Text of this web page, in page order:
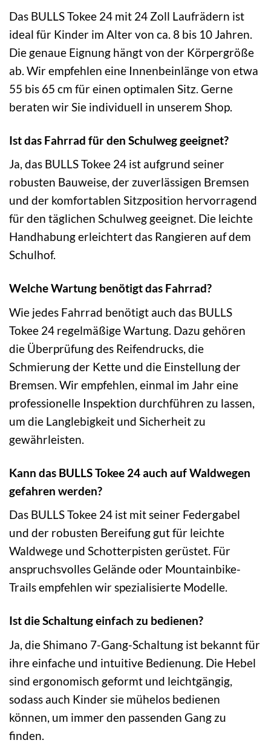
Das BULLS Tokee 24 mit 24 Zoll Laufrädern ist
ideal für Kinder im Alter von ca. 8 bis 10 Jahren.
Die genaue Eignung hängt von der Körpergröße
ab. Wir empfehlen eine Innenbeinlänge von etwa
55 bis 65 cm für einen optimalen Sitz. Gerne
beraten wir Sie individuell in unserem Shop.
Ist das Fahrrad für den Schulweg geeignet?
Ja, das BULLS Tokee 24 ist aufgrund seiner
robusten Bauweise, der zuverlässigen Bremsen
und der komfortablen Sitzposition hervorragend
für den täglichen Schulweg geeignet. Die leichte
Handhabung erleichtert das Rangieren auf dem
Schulhof.
Welche Wartung benötigt das Fahrrad?
Wie jedes Fahrrad benötigt auch das BULLS
Tokee 24 regelmäßige Wartung. Dazu gehören
die Überprüfung des Reifendrucks, die
Schmierung der Kette und die Einstellung der
Bremsen. Wir empfehlen, einmal im Jahr eine
professionelle Inspektion durchführen zu lassen,
um die Langlebigkeit und Sicherheit zu
gewährleisten.
Kann das BULLS Tokee 24 auch auf Waldwegen
gefahren werden?
Das BULLS Tokee 24 ist mit seiner Federgabel
und der robusten Bereifung gut für leichte
Waldwege und Schotterpisten gerüstet. Für
anspruchsvolles Gelände oder Mountainbike-
Trails empfehlen wir spezialisierte Modelle.
Ist die Schaltung einfach zu bedienen?
Ja, die Shimano 7-Gang-Schaltung ist bekannt für
ihre einfache und intuitive Bedienung. Die Hebel
sind ergonomisch geformt und leichtgängig,
sodass auch Kinder sie mühelos bedienen
können, um immer den passenden Gang zu
finden.